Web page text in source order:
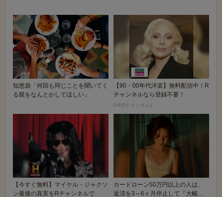
知恵袋「何回も同じことを聞いてく
る親をなんとかしてほしい」
【90・00年代洋楽】無料配信中！R
チャンネルなら登録不要！
PR(Rチャンネル)
【今すぐ無料】マイケル・ジャクソ
ン最後の真実をRチャンネルで
カードローン50万円以上の人は、
返済を3～6ヶ月停止して『大幅に